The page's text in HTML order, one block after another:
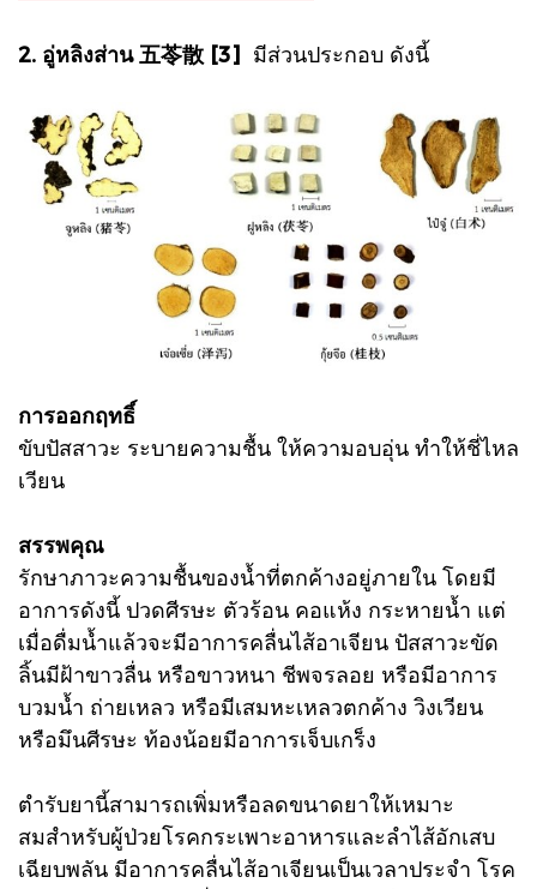
2. อู่หลิงส่าน 五苓散 [3] มีส่วนประกอบ ดังนี้
การออกฤทธิ์
ขับปัสสาวะ ระบายความชื้น ให้ความอบอุ่น ทําให้ชี่ไหล
เวียน
สรรพคุณ
รักษาภาวะความชื้นของน้ำที่ตกค้างอยู่ภายใน โดยมี
อาการดังนี้ ปวดศีรษะ ตัวร้อน คอแห้ง กระหายน้ำ แต่
เมื่อดื่มน้ำแล้วจะมีอาการคลื่นไส้อาเจียน ปัสสาวะขัด
ลิ้นมีฝ้าขาวลื่น หรือขาวหนา ชีพจรลอย หรือมีอาการ
บวมน้ำ ถ่ายเหลว หรือมีเสมหะเหลวตกค้าง วิงเวียน
หรือมึนศีรษะ ท้องน้อยมีอาการเจ็บเกร็ง
ตํารับยานี้สามารถเพิ่มหรือลดขนาดยาให้เหมาะ
สมสําหรับผู้ป่วยโรคกระเพาะอาหารและลําไส้อักเสบ
เฉียบพลัน มีอาการคลื่นไส้อาเจียนเป็นเวลาประจํา โรค